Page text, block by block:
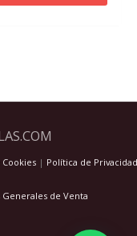
| Política de Privacidad
de Venta